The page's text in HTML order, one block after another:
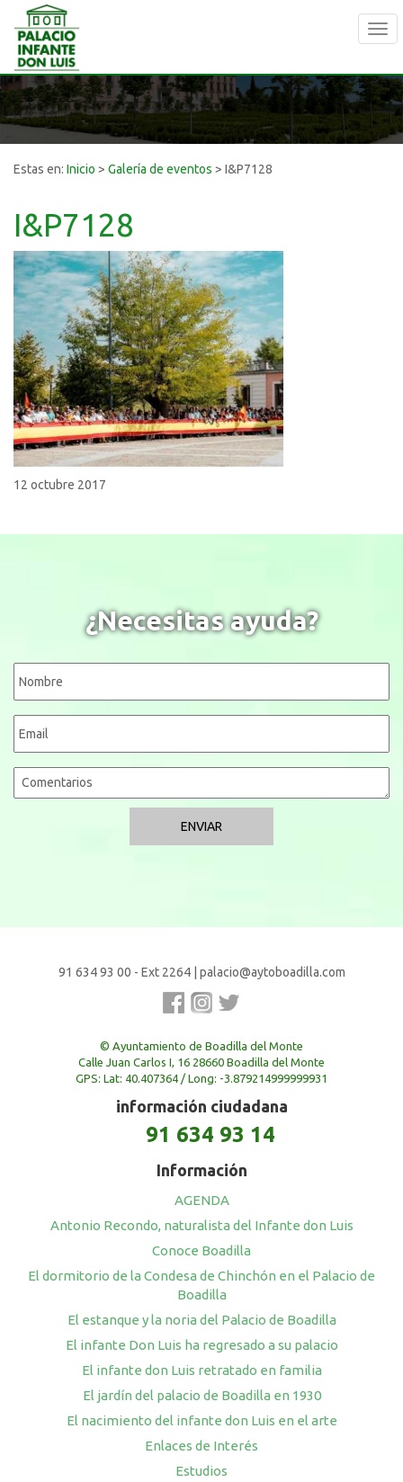
Estas en: Inicio > Galería de eventos > I&P7128
I&P7128
12 octubre 2017
¿Necesitas ayuda?
91 634 93 00 - Ext 2264| palacio@aytoboadilla.com
© Ayuntamiento de Boadilla del Monte
Calle Juan Carlos I, 16 28660 Boadilla del Monte
GPS: Lat: 40.407364 / Long: -3.879214999999931
información ciudadana
91 634 93 14
Información
AGENDA
Antonio Recondo, naturalista del Infante don Luis
Conoce Boadilla
El dormitorio de la Condesa de Chinchón en el Palacio de
Boadilla
El estanque y la noria del Palacio de Boadilla
El infante Don Luis ha regresado a su palacio
El infante don Luis retratado en familia
El jardín del palacio de Boadilla en 1930
El nacimiento del infante don Luis en el arte
Enlaces de Interés
Estudios